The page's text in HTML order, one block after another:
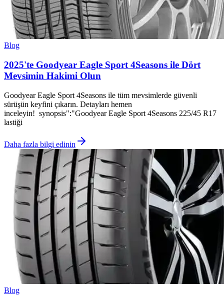
Blog
2025'te Goodyear Eagle Sport 4Seasons ile Dört
Mevsimin Hakimi Olun
Goodyear Eagle Sport 4Seasons ile tüm mevsimlerde güvenli
sürüşün keyfini çıkarın. Detayları hemen
inceleyin! synopsis":"Goodyear Eagle Sport 4Seasons 225/45 R17
lastiği
Daha fazla bilgi edinin
Blog